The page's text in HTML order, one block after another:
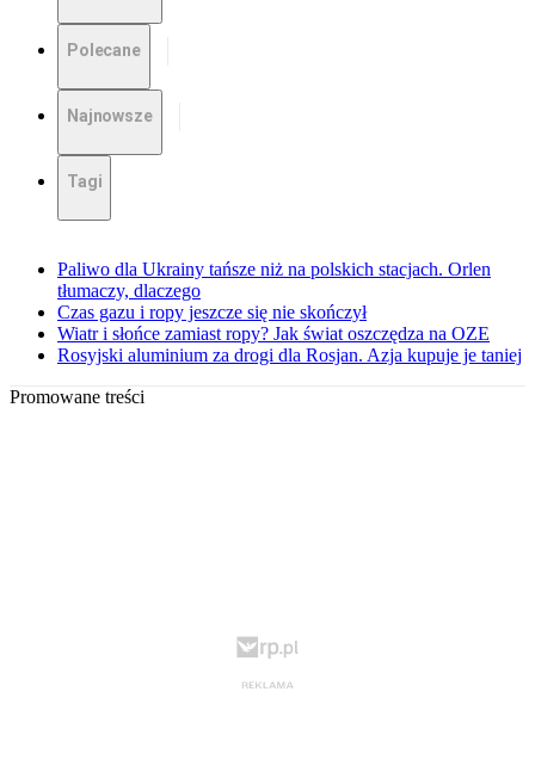
Polecane
Najnowsze
Tagi
Paliwo dla Ukrainy tańsze niż na polskich stacjach. Orlen
tłumaczy, dlaczego
Czas gazu i ropy jeszcze się nie skończył
Wiatr i słońce zamiast ropy? Jak świat oszczędza na OZE
Rosyjski aluminium za drogi dla Rosjan. Azja kupuje je taniej
Promowane treści